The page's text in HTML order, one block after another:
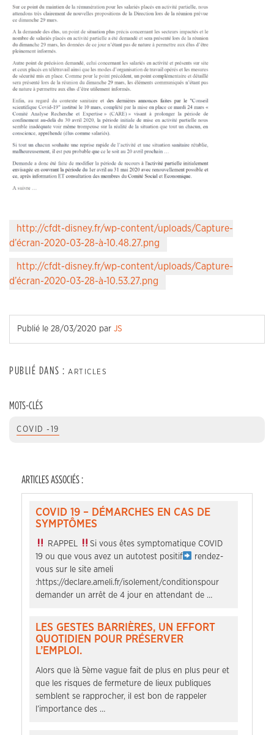
http://cfdt-disney.fr/wp-content/uploads/Capture-
d’écran-2020-03-28-à-10.48.27.png
http://cfdt-disney.fr/wp-content/uploads/Capture-
d’écran-2020-03-28-à-10.53.27.png
Publié le 28/03/2020 par JS
PUBLIÉ DANS : ARTICLES
MOTS-CLÉS
COVID -19
ARTICLES ASSOCIÉS :
COVID 19 – DÉMARCHES EN CAS DE
SYMPTÔMES
RAPPEL
Si vous êtes symptomatique COVID
19 ou que vous avez un autotest positif
rendez-
vous sur le site ameli
:https://declare.ameli.fr/isolement/conditionspour
demander un arrêt de 4 jour en attendant de …
LES GESTES BARRIÈRES, UN EFFORT
QUOTIDIEN POUR PRÉSERVER
L’EMPLOI.
Alors que là 5ème vague fait de plus en plus peur et
que les risques de fermeture de lieux publiques
semblent se rapprocher, il est bon de rappeler
l’importance des …